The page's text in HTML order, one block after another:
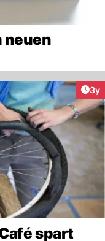
neuen
3y
spart